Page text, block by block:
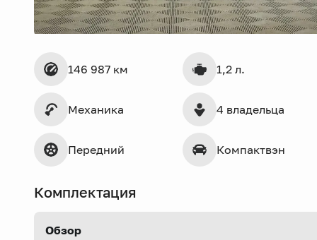
146 987 км 1,2 л.
Механика 4 владельца
Передний Компактвэн
Комплектация
Обзор